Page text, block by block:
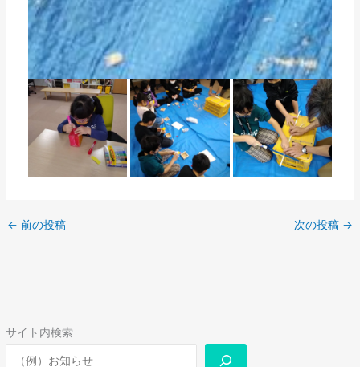
サイト内検索
← 前の投稿 次の投稿 →